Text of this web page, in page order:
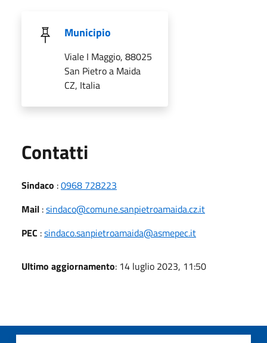
Municipio
Viale I Maggio, 88025
San Pietro a Maida
CZ, Italia
Contatti
Sindaco :0968 728223
Mail :sindaco@comune.sanpietroamaida.cz.it
PEC :sindaco.sanpietroamaida@asmepec.it
Ultimo aggiornamento: 14 luglio 2023, 11:50